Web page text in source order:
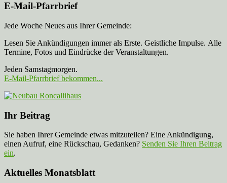
E-Mail-Pfarrbrief
Jede Woche Neues aus Ihrer Gemeinde:
Lesen Sie Ankündigungen immer als Erste. Geistliche Impulse. Alle
Termine, Fotos und Eindrücke der Veranstaltungen.
Jeden Samstagmorgen.
E-Mail-Pfarrbrief bekommen...
Ihr Beitrag
Sie haben Ihrer Gemeinde etwas mitzuteilen? Eine Ankündigung,
einen Aufruf, eine Rückschau, Gedanken? Senden Sie Ihren Beitrag
ein.
Aktuelles Monatsblatt